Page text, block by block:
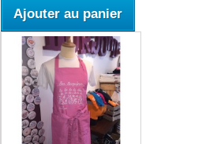
Ajouter au panier